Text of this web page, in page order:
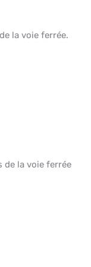
la voie ferrée.
de la voie ferrée